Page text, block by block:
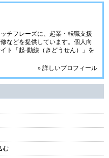
チフレーズに、起業・転職支援
などを提供しています。個人向
ト「 起-動線 （きどうせん）」を
» 詳しいプロフィール
む